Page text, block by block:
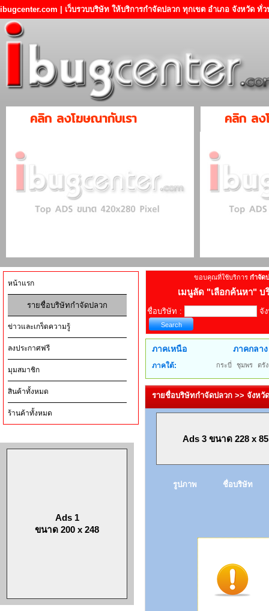
ibugcenter.com | เว็บรวบบริษัท ให้บริการกำจัดปลวก ทุกเขต อำเภอ จังหวัด ทั่
คลิก ลงโฆษณากับเรา คลิก ลง
หน้าแรก
รายชื่อบริษัทกำจัดปลวก
ข่าวและเกร็ดความรู้
ลงประกาศฟรี
มุมสมาชิก
สินค้าทั้งหมด
ร้านค้าทั้งหมด
Ads 1
ขนาด 200 x 248
ขอบคุณที่ใช้บริการ กำจัด
เมนูลัด "เลือกค้นหา" บ
ชื่อบริษัท : จั
ภาคเหนือ ภาคกลาง
ภาคใต้: กระบี่ ชุมพร ตรัง
รายชื่อบริษัทกำจัดปลวก >> จังหวั
Ads 3 ขนาด 228 x 85
รูปภาพ ชื่อบริษัท